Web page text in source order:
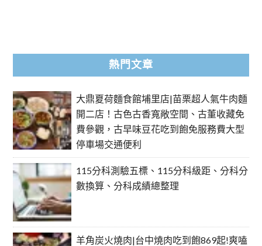
熱門文章
大鼎夏荷麵食館埔里店|苗栗超人氣牛肉麵
開二店！古色古香寬敞空間、古董收藏免
費參觀，古早味豆花吃到飽免服務費大型
停車場交通便利
115分科測驗五標、115分科級距、分科分
數換算、分科成績總整理
羊角炭火燒肉|台中燒肉吃到飽869起!爽嗑